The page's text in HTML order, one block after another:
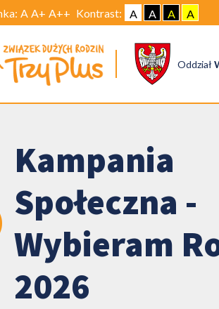
A A+ A++ Kontrast: A A A A
Oddział
Kampania
Społeczna -
Wybieram
2026